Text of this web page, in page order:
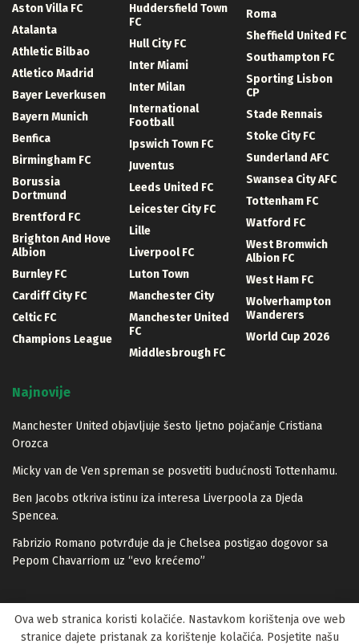
Aston Villa FC
Atalanta
Athletic Bilbao
Atletico Madrid
Bayer Leverkusen
Bayern Munich
Benfica
Birmingham FC
Borussia
Dortmund
Brentford FC
Brighton And Hove
Albion
Burnley FC
Cardiff City FC
Celtic FC
Champions League
Huddersfield Town
FC
Hull City FC
Inter Miami
Inter Milan
International
Football
Ipswich Town FC
Juventus
Leeds United FC
Leicester City FC
Lille
Liverpool FC
Luton Town
Manchester City
Manchester United
FC
Middlesbrough FC
Roma
Sheffield United FC
Southampton FC
Sporting Lisbon
CP
Stade Rennais
Stoke City FC
Sunderland AFC
Swansea City AFC
Tottenham FC
Watford FC
West Bromwich
Albion FC
West Ham FC
Wolverhampton
Wanderers
World Cup 2026
Najnovije
Manchester United objavljuje šesto ljetno pojačanje Cristiana
Orozca
Micky van de Ven spreman se posvetiti budućnosti Tottenhamu.
Ben Jacobs otkriva istinu iza interesa Liverpoola za Djeda
Spencea.
Fabrizio Romano potvrđuje da je Chelsea postigao dogovor sa
Pepom Chavarriom uz “evo krećemo”
© 2023 Lopta.net
Ova web stranica koristi kolačiće. Nastavkom korištenja ove web
stranice dajete pristanak za korištenje kolačića. Posjetite našu